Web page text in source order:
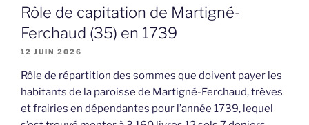
Rôle de capitation de Martigné-
Ferchaud (35) en 1739
12 JUIN 2026
Rôle de répartition des sommes que doivent payer les
habitants de la paroisse de Martigné-Ferchaud, trèves
et frairies en dépendantes pour l’année 1739, lequel